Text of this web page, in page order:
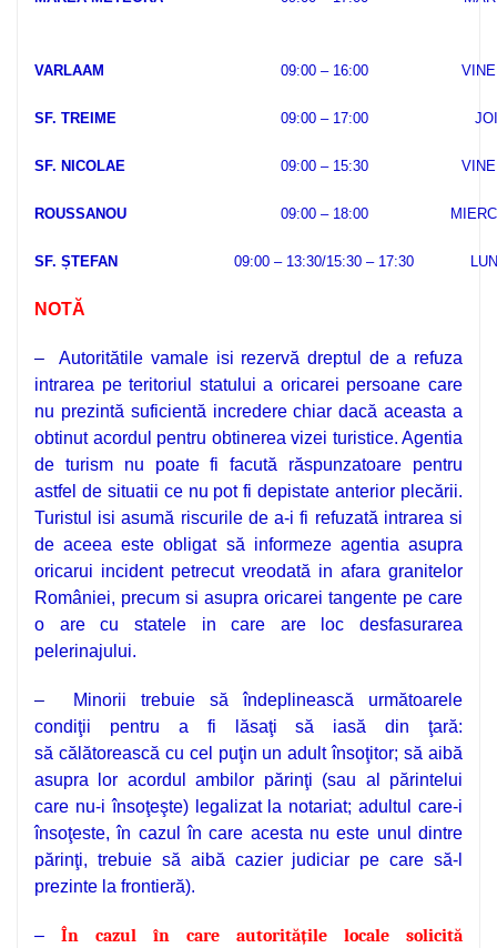
VARLAAM 09:00 – 16:00
SF. TREIME 09:00 – 17:00 JOI
SF. NICOLAE 09:00 – 15:30
ROUSSANOU 09:00 – 18:00
SF. ȘTEFAN 09:00 – 13:30/15:30 – 17:30
NOTĂ
–
Autoritătile vamale isi rezervă dreptul de a refuza
intrarea pe teritoriul statului a oricarei persoane care
nu prezintă suficientă incredere chiar dacă aceasta a
obtinut acordul pentru obtinerea vizei turistice. Agentia
de turism nu poate fi facută răspunzatoare pentru
astfel de situatii ce nu pot fi depistate anterior plecării.
Turistul isi asumă riscurile de a-i fi refuzată intrarea si
de aceea este obligat să informeze agentia asupra
oricarui incident petrecut vreodată in afara granitelor
României, precum si asupra oricarei tangente pe care
o are cu statele in care are loc desfasurarea
pelerinajului.
– Minorii trebuie să îndeplinească următoarele
condiţii pentru a fi lăsaţi să iasă din ţară:
să călătorească cu cel puţin un adult însoţitor; să aibă
asupra lor acordul ambilor părinţi (sau al părintelui
care nu-i însoţeşte) legalizat la notariat; adultul care-i
însoţeste, în cazul în care acesta nu este unul dintre
părinţi, trebuie să aibă cazier judiciar pe care să-l
prezinte la frontieră).
– În cazul în care autoritățile locale solicită